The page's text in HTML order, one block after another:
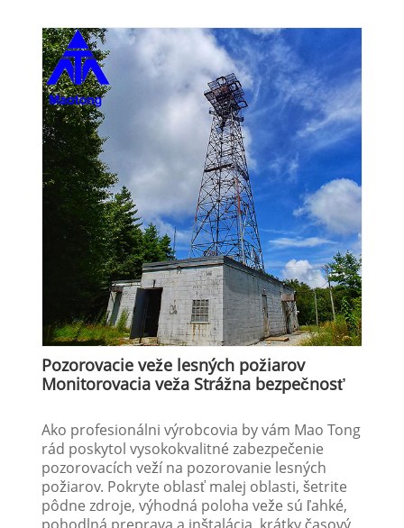
Pozorovacie veže lesných požiarov
Monitorovacia veža Strážna bezpečnosť
Ako profesionálni výrobcovia by vám Mao Tong
rád poskytol vysokokvalitné zabezpečenie
pozorovacích veží na pozorovanie lesných
požiarov. Pokryte oblasť malej oblasti, šetrite
pôdne zdroje, výhodná poloha veže sú ľahké,